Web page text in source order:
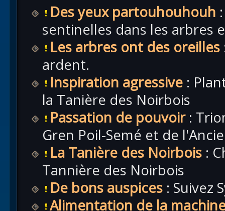
Des yeux partouhouhouh
sentinelles dans les arbres
Les arbres ont des oreilles
ardent.
Inspiration agressive :
la Tanière des Noirbois
Passation de pouvoir:
Gren Poil-Semé et de
La Tanière des Noirbois :
Tannière des Noirbois
De bons auspices : Suivez
Alimentation de la